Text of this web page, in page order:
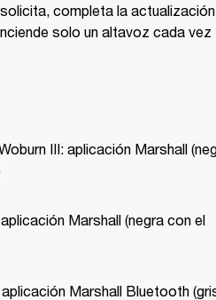
completa la actualización
solo un altavoz cada vez
III: aplicación Marshall
Marshall (negra con el
Marshall Bluetooth